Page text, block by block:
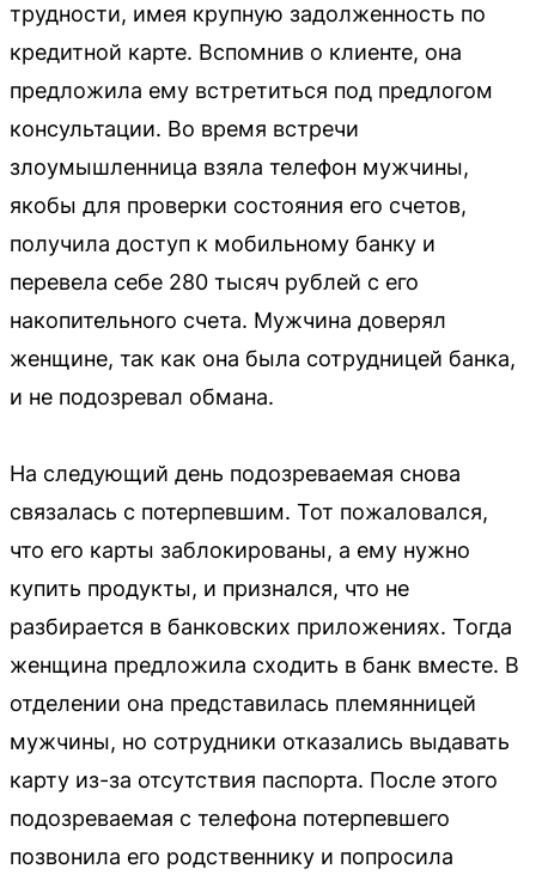
трудности, имея крупную задолженность по
кредитной карте. Вспомнив о клиенте, она
предложила ему встретиться под предлогом
консультации. Во время встречи
злоумышленница взяла телефон мужчины,
якобы для проверки состояния его счетов,
получила доступ к мобильному банку и
перевела себе 280 тысяч рублей с его
накопительного счета. Мужчина доверял
женщине, так как она была сотрудницей банка,
и не подозревал обмана.
На следующий день подозреваемая снова
связалась с потерпевшим. Тот пожаловался,
что его карты заблокированы, а ему нужно
купить продукты, и признался, что не
разбирается в банковских приложениях. Тогда
женщина предложила сходить в банк вместе. В
отделении она представилась племянницей
мужчины, но сотрудники отказались выдавать
карту из-за отсутствия паспорта. После этого
подозреваемая с телефона потерпевшего
позвонила его родственнику и попросила